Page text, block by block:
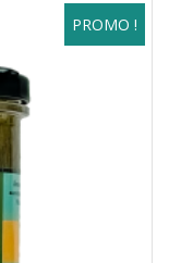
PROMO !